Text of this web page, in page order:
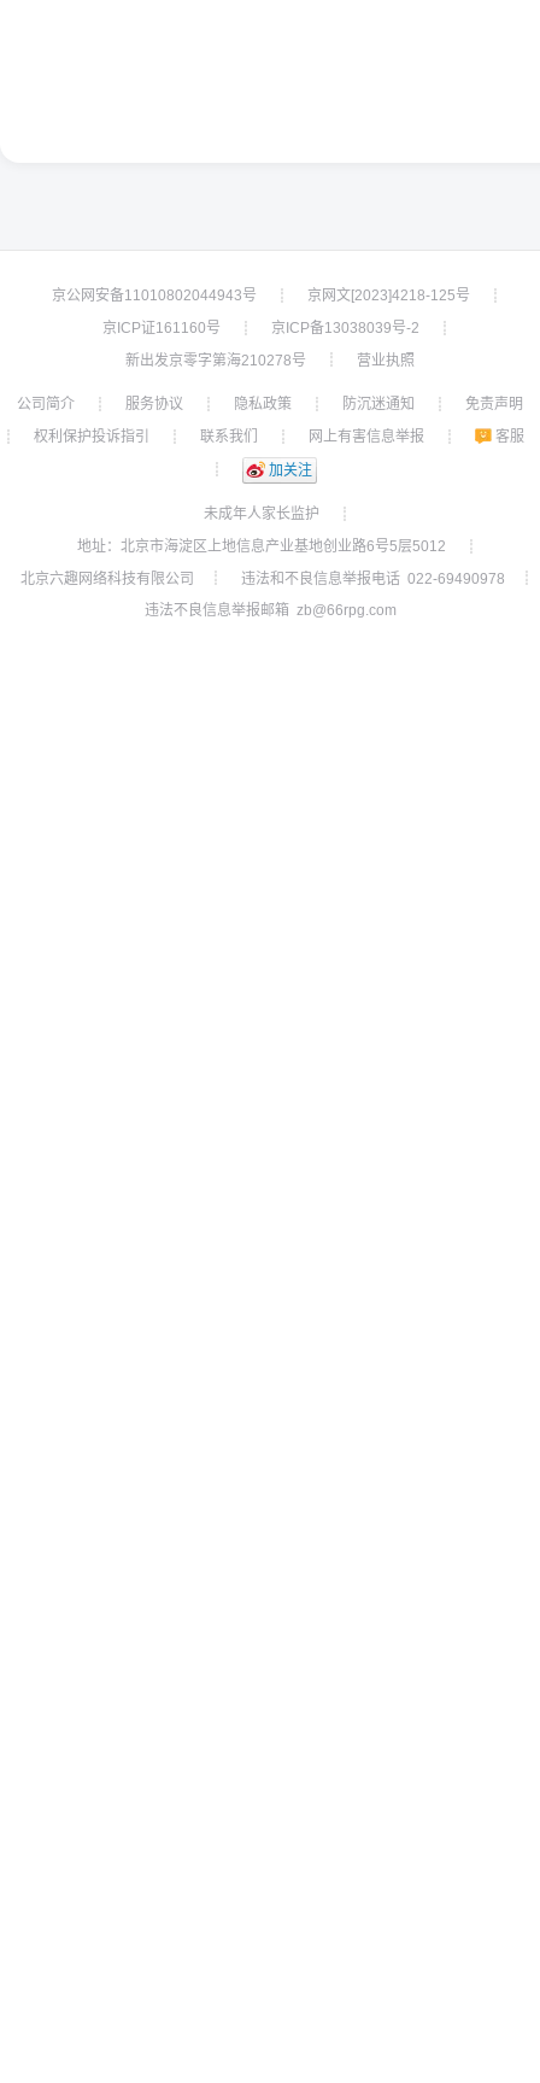
京公网安备11010802044943号 ┊ 京网文[2023]4218-125号
┊
京ICP证161160号
┊ 京ICP备13038039号-2
┊
新出发京零字第海210278号
┊ 营业执照
公司简介 ┊ 服务协议 ┊ 隐私政策 ┊ 防沉迷通知 ┊
免责声明
┊
权利保护投诉指引 ┊ 联系我们 ┊ 网上有害信息举报 ┊
客服
┊
加关注
未成年人家长监护
┊
地址：北京市海淀区上地信息产业基地创业路6号5层5012
┊
北京六趣网络科技有限公司
┊ 违法和不良信息举报电话 022-69490978
┊
违法不良信息举报邮箱 zb@66rpg.com